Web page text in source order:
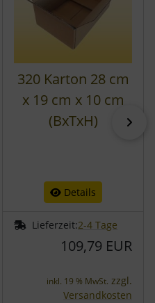
320 Karton 28 cm
x 19 cm x 10 cm
(BxTxH)
Details
Lieferzeit:2-4 Tage
109,79 EUR
inkl. 19 % MwSt. zzgl.
Versandkosten